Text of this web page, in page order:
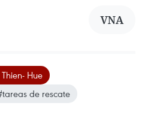
VNA
Hue
de rescate